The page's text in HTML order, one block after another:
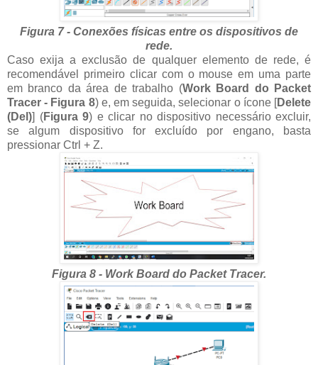
Figura 7 - Conexões físicas entre os dispositivos de
rede.
Caso exija a exclusão de qualquer elemento de rede, é
recomendável primeiro clicar com o mouse em uma parte
em branco da área de trabalho (Work Board do Packet
Tracer - Figura 8) e, em seguida, selecionar o ícone [Delete
(Del)] (Figura 9) e clicar no dispositivo necessário excluir,
se algum dispositivo for excluído por engano, basta
pressionar Ctrl + Z.
Figura 8 - Work Board do Packet Tracer.